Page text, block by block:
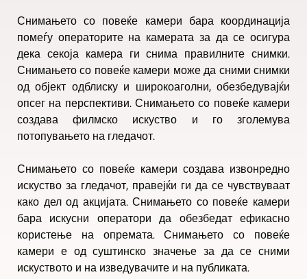
Снимањето со повеќе камери бара координација
помеѓу операторите на камерата за да се осигура
дека секоја камера ги снима правилните снимки.
Снимањето со повеќе камери може да сними снимки
од објект одблиску и широкоаголни, обезбедувајќи
опсег на перспективи. Снимањето со повеќе камери
создава филмско искуство и го зголемува
потопувањето на гледачот.
Снимањето со повеќе камери создава извонредно
искуство за гледачот, правејќи ги да се чувствуваат
како дел од акцијата. Снимањето со повеќе камери
бара искусни оператори да обезбедат ефикасно
користење на опремата. Снимањето со повеќе
камери е од суштинско значење за да се сними
искуството и на изведувачите и на публиката.